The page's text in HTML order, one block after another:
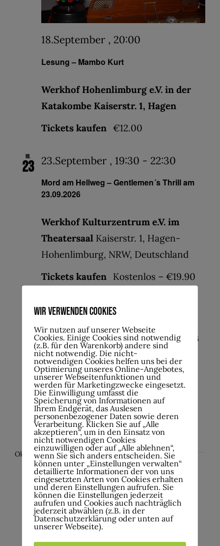
Lesung – Mambo Kurt
18.September , 20:00
Werkhof Hohenlimburg e.V. in der
Katakombe Kaiserstr. 1, Hagen
Tickets kaufen €12.00
Mi.
23
Mord am Hellweg – Gentlemen´s Thrill am
23.09.2026
23.September , 19:30 - 22:30
Werkhof Kulturzentrum e.V. im
Theatersaal Kaiserstr. 1, Hagen-
Hohenlimburg, NRW, Deutschland
Tickets kaufen Kostenlos – €19.90
Ralf Schlüter – Regen Premiere 27.09.2026
27.September , 18:00
Werkhof Kulturzentrum e.V. im
TheatersaalKaiserstr. 1, Hagen-
Hohenlimburg, NRW, Deutschland
Tickets kaufen €10.00 – €15.00
Oktober 2026
Ralf Schlüter – Regen am 01.10.2026
1.Oktober , 20:00-22:30
Werkhof Kulturzentrum e.V. im
Wir verwenden Cookies
Wir nutzen auf unserer Webseite
Cookies. Einige Cookies sind notwendig
(z.B. für den Warenkorb) andere sind
nicht notwendig. Die nicht-
notwendigen Cookies helfen uns bei der
Optimierung unseres Online-Angebotes,
unserer Webseitenfunktionen und
werden für Marketingzwecke eingesetzt.
Die Einwilligung umfasst die
Speicherung von Informationen auf
Ihrem Endgerät, das Auslesen
personenbezogener Daten sowie deren
Verarbeitung. Klicken Sie auf „Alle
akzeptieren“, um in den Einsatz von
nicht notwendigen Cookies
einzuwilligen oder auf „Alle ablehnen“,
wenn Sie sich anders entscheiden. Sie
können unter „Einstellungen verwalten“
detaillierte Informationen der von uns
eingesetzten Arten von Cookies erhalten
und deren Einstellungen aufrufen. Sie
können die Einstellungen jederzeit
aufrufen und Cookies auch nachträglich
jederzeit abwählen (z.B. in der
Datenschutzerklärung oder unten auf
unserer Webseite).